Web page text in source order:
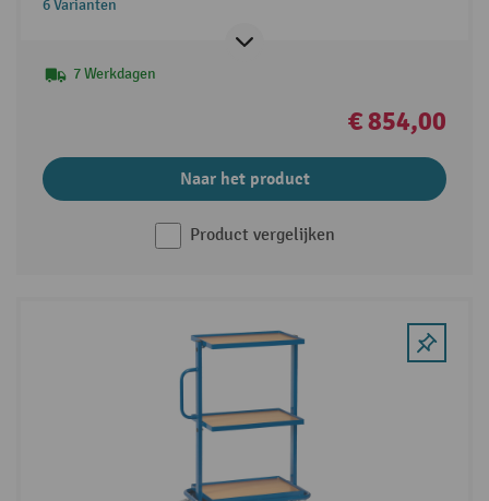
6 Varianten
7 Werkdagen
€ 854,00
Naar het product
Product vergelijken